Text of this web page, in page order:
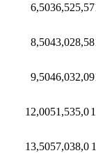
6,5036,525,5
8,5043,028,5
9,5046,032,0
12,0051,535,0
13,5057,038,0